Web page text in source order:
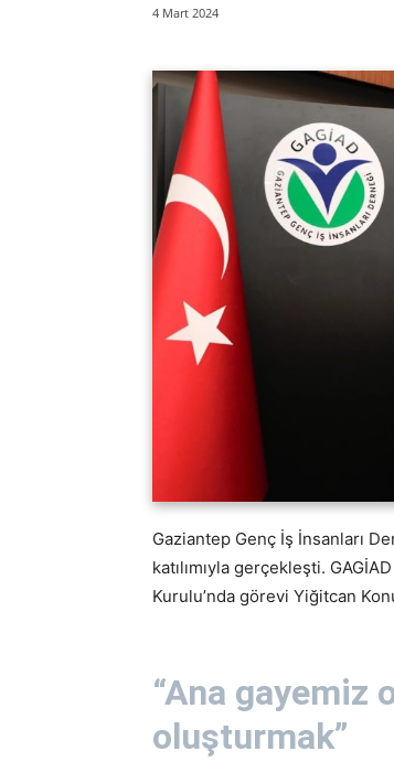
4 Mart 2024
Gaziantep Genç İş İnsanları
katılımıyla gerçekleşti.
Kurulu’nda görevi Yiğitcan
“Ana gayemiz
oluşturmak”